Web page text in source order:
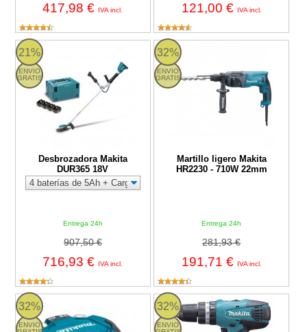
417,98 € IVA incl. 121,00 € IVA incl.
21%
ENVIO
GRATIS
Desbrozadora Makita
DUR365 18V
Entrega 24h
907,50 €
716,93 € IVA incl.
Desbrozadora Makita DUR365 18V
32%
ENVIO
GRATIS
Martillo ligero Makita
HR2230 - 710W 22mm
Entrega 24h
281,93 €
191,71 € IVA incl.
Martillo ligero Makita HR2230 -
32%
ENVIO
Robot limpiador inteligente Makita DRC200Z - 18V
32%
ENVIO
Taladro percutor Makita